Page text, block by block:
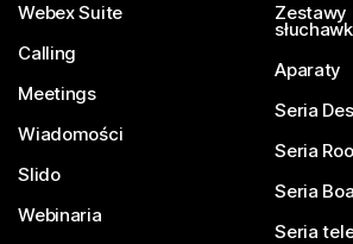
Webex Suite
Calling
Meetings
Wiadomości
Slido
Webinaria
Zestawy
Aparaty
Seria
Seria
Seria
Seria